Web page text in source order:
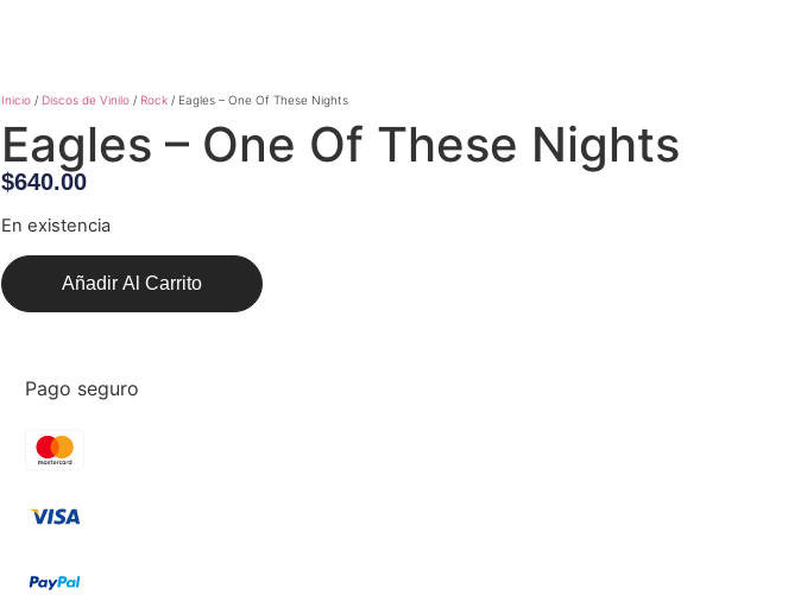
Inicio / Discos de Vinilo / Rock / Eagles – One Of These Nights
Eagles – One Of These Nights
$640.00
En existencia
Añadir Al Carrito
Pago seguro